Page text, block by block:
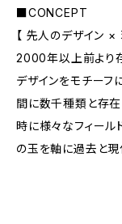
■CONCEPT
【 先人のデザイン ×
2000年以上前より
デザインをモチーフ
間に数千種類と存在
時に様々なフィール
の玉を軸に過去と現